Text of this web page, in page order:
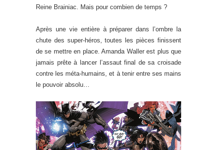
Reine Brainiac. Mais pour combien de temps ?
Après une vie entière à préparer dans l’ombre la
chute des super-héros, toutes les pièces finissent
de se mettre en place. Amanda Waller est plus que
jamais prête à lancer l’assaut final de sa croisade
contre les méta-humains, et à tenir entre ses mains
le pouvoir absolu…